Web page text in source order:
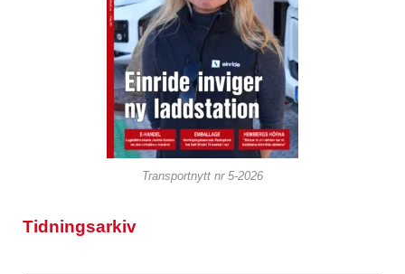
Transportnytt nr 5-2026
Tidningsarkiv